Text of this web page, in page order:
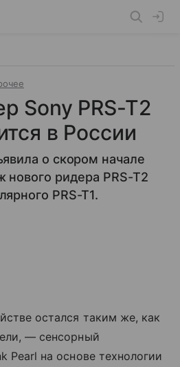
Sony PRS-T2
в России
о скором начале
нового ридера PRS-T2
PRS-T1.
остался таким же, как
— сенсорный
на основе технологии